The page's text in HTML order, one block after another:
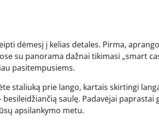
dėmesį į kelias detales. Pirma,
su panorama dažnai tikimasi „smart
pasitempusiems.
staliuką prie lango, kartais skirtingi
saulę. Padavėjai paprastai
apsilankymo metu.